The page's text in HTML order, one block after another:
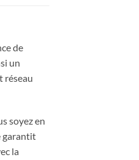
de
un
réseau
soyez en
garantit
la